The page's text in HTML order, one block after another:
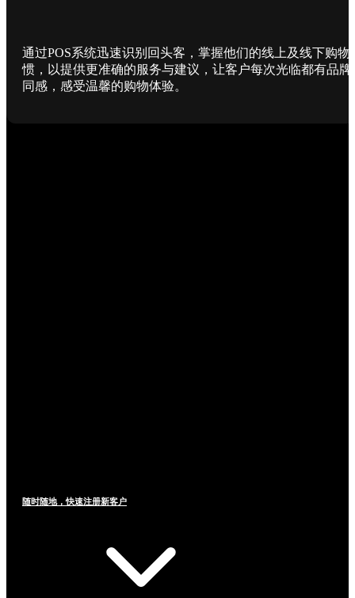
通过POS系统迅速识别回头客，掌握他们的线上及线下购物
惯，以提供更准确的服务与建议，让客户每次光临都有品牌
同感，感受温馨的购物体验。
随时随地，快速注册新客户